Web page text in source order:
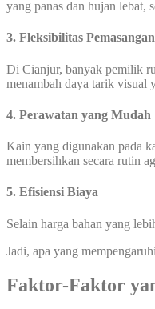
yang panas dan hujan lebat,
3. Fleksibilitas Pemasangan
Di Cianjur, banyak pemilik
menambah daya tarik visual
4. Perawatan yang Mudah
Kain yang digunakan pada
membersihkan secara rutin
5. Efisiensi Biaya
Selain harga bahan yang
Jadi, apa yang
Faktor-Faktor